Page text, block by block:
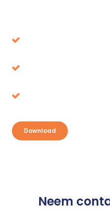
Download
Neem